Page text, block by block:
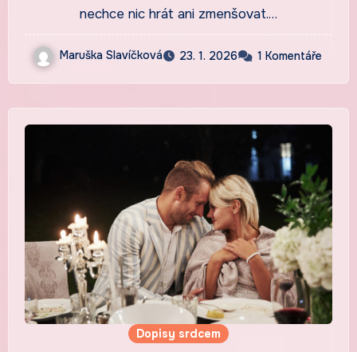
nechce nic hrát ani zmenšovat.…
Maruška Slavíčková 23. 1. 2026 1 Komentáře
Dopisy srdcem